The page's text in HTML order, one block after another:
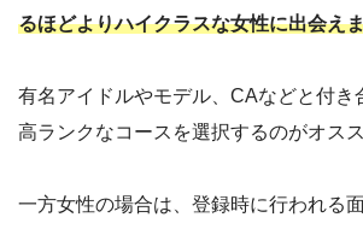
るほどよりハイクラスな女性に出会え
有名アイドルやモデル、CAなどと付き
高ランクなコースを選択するのがオスス
一方女性の場合は、登録時に行われる